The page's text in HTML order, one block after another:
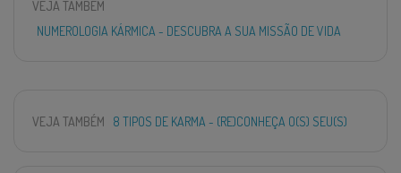
VEJA TAMBÉM
NUMEROLOGIA KÁRMICA - DESCUBRA A SUA MISSÃO DE VIDA
VEJA TAMBÉM 8 TIPOS DE KARMA - (RE)CONHEÇA O(S) SEU(S)